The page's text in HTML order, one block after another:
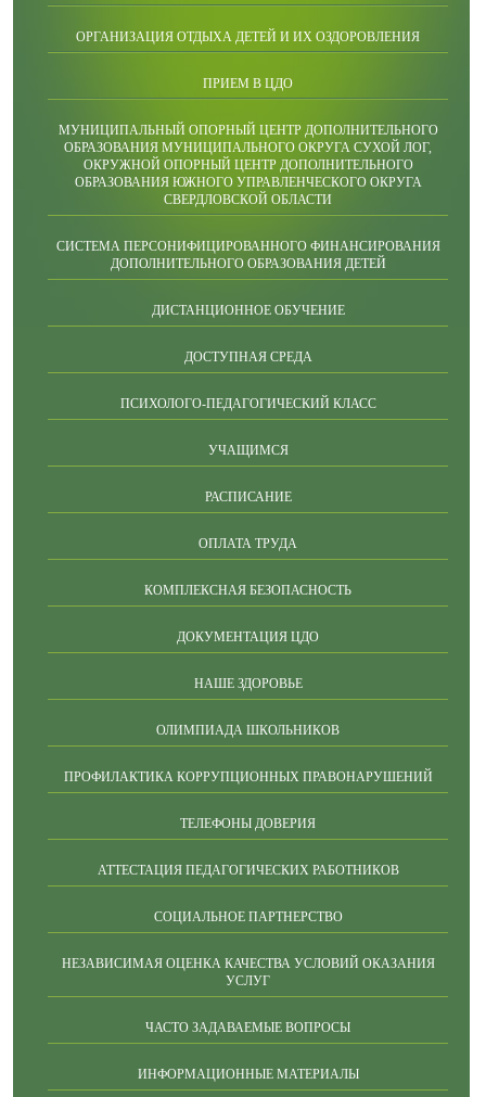
ОРГАНИЗАЦИЯ ОТДЫХА ДЕТЕЙ И ИХ ОЗДОРОВЛЕНИЯ
ПРИЕМ В ЦДО
МУНИЦИПАЛЬНЫЙ ОПОРНЫЙ ЦЕНТР ДОПОЛНИТЕЛЬНОГО
ОБРАЗОВАНИЯ МУНИЦИПАЛЬНОГО ОКРУГА СУХОЙ ЛОГ,
ОКРУЖНОЙ ОПОРНЫЙ ЦЕНТР ДОПОЛНИТЕЛЬНОГО
ОБРАЗОВАНИЯ ЮЖНОГО УПРАВЛЕНЧЕСКОГО ОКРУГА
СВЕРДЛОВСКОЙ ОБЛАСТИ
СИСТЕМА ПЕРСОНИФИЦИРОВАННОГО ФИНАНСИРОВАНИЯ
ДОПОЛНИТЕЛЬНОГО ОБРАЗОВАНИЯ ДЕТЕЙ
ДИСТАНЦИОННОЕ ОБУЧЕНИЕ
ДОСТУПНАЯ СРЕДА
ПСИХОЛОГО-ПЕДАГОГИЧЕСКИЙ КЛАСС
УЧАЩИМСЯ
РАСПИСАНИЕ
ОПЛАТА ТРУДА
КОМПЛЕКСНАЯ БЕЗОПАСНОСТЬ
ДОКУМЕНТАЦИЯ ЦДО
НАШЕ ЗДОРОВЬЕ
ОЛИМПИАДА ШКОЛЬНИКОВ
ПРОФИЛАКТИКА КОРРУПЦИОННЫХ ПРАВОНАРУШЕНИЙ
ТЕЛЕФОНЫ ДОВЕРИЯ
АТТЕСТАЦИЯ ПЕДАГОГИЧЕСКИХ РАБОТНИКОВ
СОЦИАЛЬНОЕ ПАРТНЕРСТВО
НЕЗАВИСИМАЯ ОЦЕНКА КАЧЕСТВА УСЛОВИЙ ОКАЗАНИЯ
УСЛУГ
ЧАСТО ЗАДАВАЕМЫЕ ВОПРОСЫ
ИНФОРМАЦИОННЫЕ МАТЕРИАЛЫ